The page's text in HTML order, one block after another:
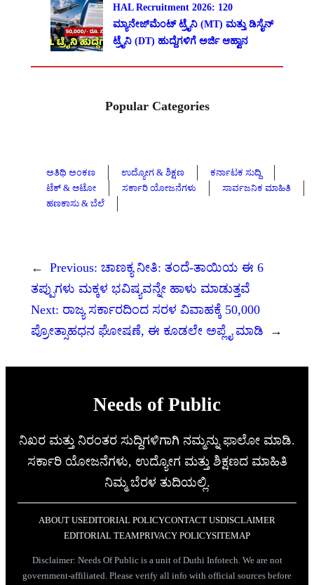
HAL Recruitment 2026: 120
ಮ್ಯಾನೇಜ್‌ಮೆಂಟ್ ಟ್ರೈನಿ (MT) ಮತ್ತು ಡಿಸೈನ್
ಟ್ರೈನಿ (DT) ಹುದ್ದೆಗಳಿಗೆ ಅರ್ಜಿ ಆಹ್ವಾನ
Popular Categories
ಅತಿಥಿ ಅಂಕಣ ಉದ್ಯೋಗ & ಶಿಕ್ಷಣ
ಕರ್ನಾಟಕ ಸುದ್ದಿ
ಟೆಕ್ & ಆಟೋ
ಸರ್ಕಾರಿ ಯೋಜನೆಗಳು
ಸಾರ್ವಜನಿಕ ಮಾಹಿತಿ
ಹಣಕಾಸು & ಬೆಲೆ
← Previous: ಚಾಣಕ್ಯ ನೀತಿ: ತಂದೆ-ತಾಯಿಯ ಈ 6
ತಪ್ಪುಗಳು ಮಕ್ಕಳ ಭವಿಷ್ಯವನ್ನೇ ಹಾಳು ಮಾಡುತ್ತವೆ
Next: ರಾಜ್ಯ ಸರ್ಕಾರದಿಂದ ಸರಳ ವಿವಾಹಕ್ಕೆ 50,000
ಪ್ರೋತ್ಸಾಹಧನ ಘೋಷಣೆ, ಈ ಕೂಡಲೇ ಅಪ್ಲೈ ಮಾಡಿ
→
Needs of Public
ನಿಖರ ಮತ್ತು ನಿರಂತರ ಸುದ್ದಿಗಳಿಗಾಗಿ ನಮ್ಮನ್ನು ಫಾಲೋ ಮಾಡಿ.
ಸರ್ಕಾರಿ ಯೋಜನೆಗಳು, ಉದ್ಯೋಗ ಮತ್ತು ಶಿಕ್ಷಣದ ಮಾಹಿತಿ
ನಿಮ್ಮ ಬೆರಳ ತುದಿಯಲ್ಲಿ.
ABOUT USEDITORIAL POLICYCONTACT USDISCLAIMER
EDITORIAL TEAMPRIVACY POLICYSITEMAP
Disclaimer: Needs Of Public is a unit of Duthi Infotech. We are not
government-affiliated. Please verify all info with official sources before